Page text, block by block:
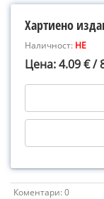
Хартиено
Наличност: НЕ
Цена: 4.09 € /
Коментари: 0